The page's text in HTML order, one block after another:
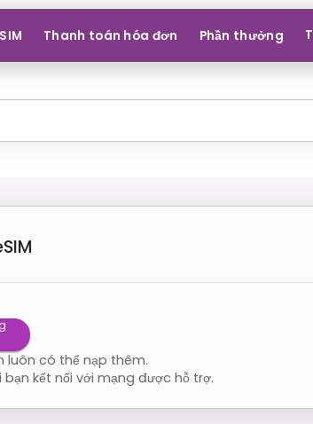
Thanh toán hóa đơn Phần thưởng
luôn có thể nạp thêm.
kết nối với mạng được hỗ trợ.